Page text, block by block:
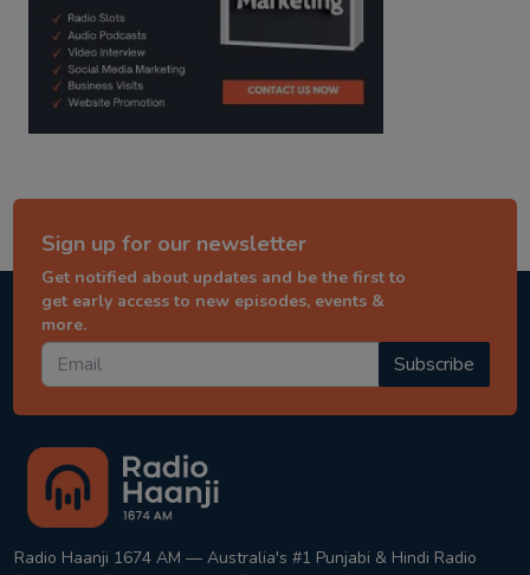
Sign up for our newsletter
Get notified about updates and be the first to
get early access to new episodes, events &
more.
Subscribe
Radio Haanji 1674 AM — Australia's #1 Punjabi & Hindi Radio